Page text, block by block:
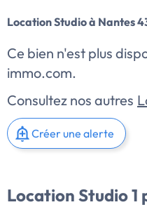
Location Studio à Nantes
Ce bien n'est plus
immo.com.
Consultez nos autres
Créer une alerte
Location Studio 1